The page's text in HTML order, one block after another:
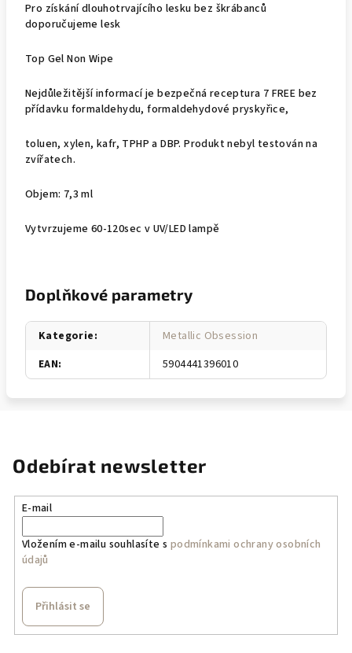
Pro získání dlouhotrvajícího lesku bez škrábanců
doporučujeme lesk
Top Gel Non Wipe
Nejdůležitější informací je bezpečná receptura 7 FREE bez
přídavku formaldehydu, formaldehydové pryskyřice,
toluen, xylen, kafr, TPHP a DBP. Produkt nebyl testován na
zvířatech.
Objem: 7,3 ml
Vytvrzujeme 60-120sec v UV/LED lampě
Doplňkové parametry
Kategorie:
Metallic Obsession
EAN: 5904441396010
Odebírat newsletter
E-mail
Vložením e-mailu souhlasíte s podmínkami ochrany osobních
údajů
Přihlásit se